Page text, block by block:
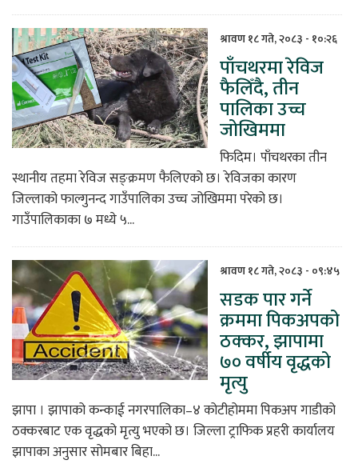
श्रावण १८ गते, २०८३ - १०:२६
पाँचथरमा रेविज
फैलिँदै, तीन
पालिका उच्च
जोखिममा
फिदिम। पाँचथरका तीन
स्थानीय तहमा रेविज सङ्क्रमण फैलिएको छ। रेविजका कारण
जिल्लाको फाल्गुनन्द गाउँपालिका उच्च जोखिममा परेको छ।
गाउँपालिकाका ७ मध्ये ५...
श्रावण १८ गते, २०८३ - ०९:४५
सडक पार गर्ने
क्रममा पिकअपको
ठक्कर, झापामा
७० वर्षीय वृद्धको
मृत्यु
झापा । झापाको कन्काई नगरपालिका–४ कोटीहोममा पिकअप गाडीको
ठक्करबाट एक वृद्धको मृत्यु भएको छ। जिल्ला ट्राफिक प्रहरी कार्यालय
झापाका अनुसार सोमबार बिहा...